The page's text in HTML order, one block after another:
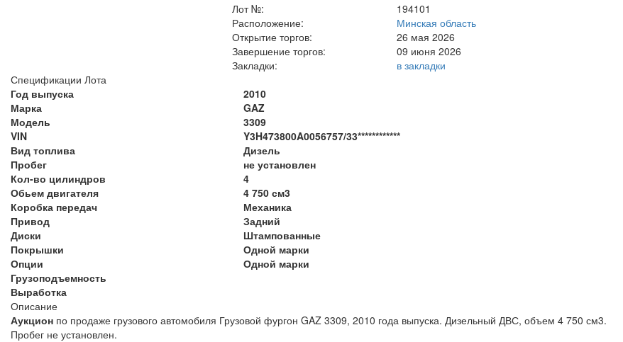
Лот №:
194101
Расположение:
Минская область
Открытие торгов:
26 мая 2026
Завершение торгов:
09 июня 2026
Закладки:
в закладки
Спецификации Лота
Год выпуска
2010
Марка
GAZ
Модель
3309
VIN
Y3H473800A0056757/33************
Вид топлива
Дизель
Пробег
не установлен
Кол-во цилиндров
4
Обьем двигателя
4 750 см3
Коробка передач
Механика
Привод
Задний
Диски
Штампованные
Покрышки
Одной марки
Опции
Одной марки
Грузоподъемность
Выработка
Описание
Аукцион по продаже грузового автомобиля Грузовой фургон GAZ 3309, 2010 года выпуска. Дизельный ДВС, объем 4 750 см3.
Пробег не установлен.